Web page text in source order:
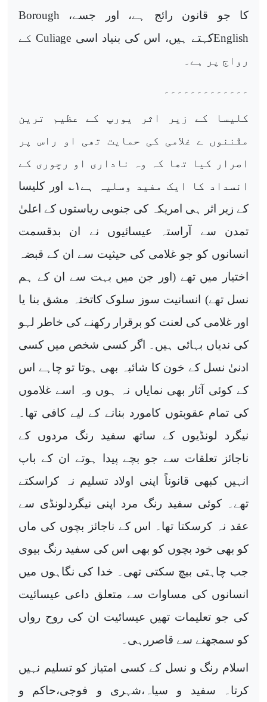
کا جو قانون رائج ہے، اور جسے، Borough
Englishکہتے ہیں، اس کی بنیاد اسی Culiageکے
رواج پر ہے۔
۔۔۔۔۔۔۔۔۔۔۔۔۔
کلیسا کے زیر اثر یورپ کے عظیم ترین
مقّننوں ے غلامی کی حمایت تھی او راس پر
اصرار کیا تھا کہ وہ ناداری او رچوری کے
انسداد کا ایک مفید وسلیہ ہے۱؎ اور کلیسا
کے زیر اثر ہی امریکہ کی جنوبی ریاستوں کے اعلیٰ
تمدن سے آراستہ عیسائیوں نے ان بدقسمت
انسانوں کو جو غلامی کی حیثیت سے ان کے قبضہ
اختیار میں تھے (اور جن میں بہت سے ان کے ہم
نسل تھے) انسانیت سوز سلوک کاتختہ مشق بنا یا
اور غلامی کی لعنت کو برقرار رکھنے کی خاطر لہو
کی ندیاں بہائی ہیں۔ اگر کسی شخص میں کسی
ادنیٰ نسل کے خون کا شائبہ بھی ہوتا تو چاہے اس
کے کوئی آثار بھی نمایاں نہ ہوں وہ اسے غلاموں
کی تمام عقوبتوں کامورد بنانے کے لیے کافی تھا۔
نیگرد لونڈیوں کے ساتھ سفید رنگ مردوں کے
ناجائز تعلقات سے جو بچے پیدا ہوتے ان کے باپ
انہیں کبھی قانوناً اپنی اولاد تسلیم نہ کراسکتے
تھے۔ کوئی سفید رنگ مرد اپنی نیگردلونڈی سے
عقد نہ کرسکتا تھا۔ اس کے ناجائز بچوں کی ماں
کو بھی خود بچوں کو بھی اس کی سفید رنگ بیوی
جب چاہتی بیچ سکتی تھی۔ خدا کی نگاہوں میں
انسانوں کی مساوات سے متعلق داعی عیسائیت
کی جو تعلیمات تھیں عیسائیت ان کی روح رواں
کو سمجھنے سے قاصررہی۔
اسلام رنگ و نسل کے کسی امتیاز کو تسلیم نہیں
کرتا۔ سفید و سیاہ،شہری و فوجی،حاکم و